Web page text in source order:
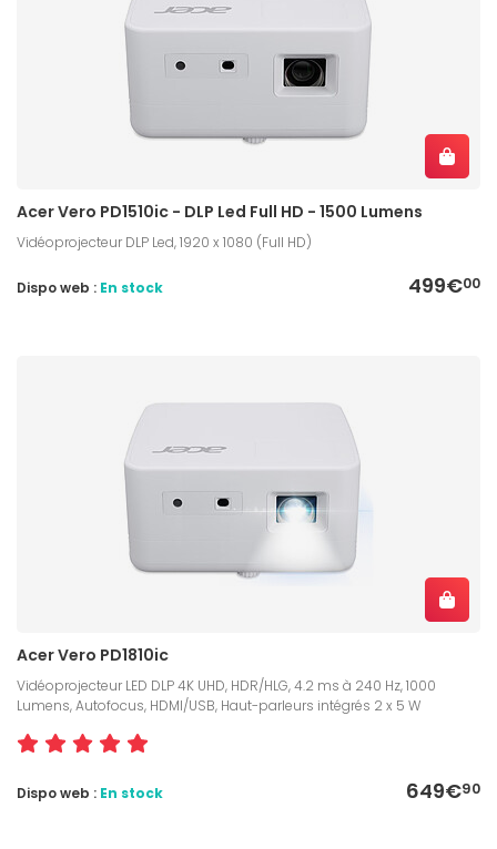
Acer Vero PD1510ic - DLP Led Full HD - 1500 Lumens
Vidéoprojecteur DLP Led, 1920 x 1080 (Full HD)
499€00
Dispo web : En stock
Acer Vero PD1810ic
Vidéoprojecteur LED DLP 4K UHD, HDR/HLG, 4.2 ms à 240 Hz, 1000
Lumens, Autofocus, HDMI/USB, Haut-parleurs intégrés 2 x 5 W
649€90
Dispo web : En stock